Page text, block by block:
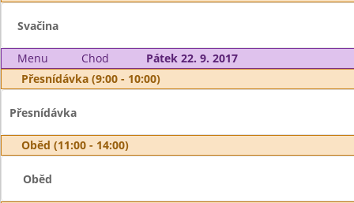
Svačina
Menu Chod
Pátek 22. 9. 2017
Přesnídávka (9:00 - 10:00)
Přesnídávka
Oběd (11:00 - 14:00)
Oběd